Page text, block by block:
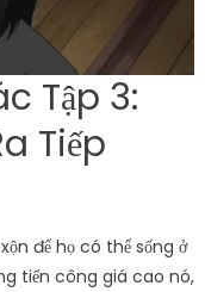
Tập 3:
Tiếp
để họ có thể sống ở
tiến công giá cao nó,